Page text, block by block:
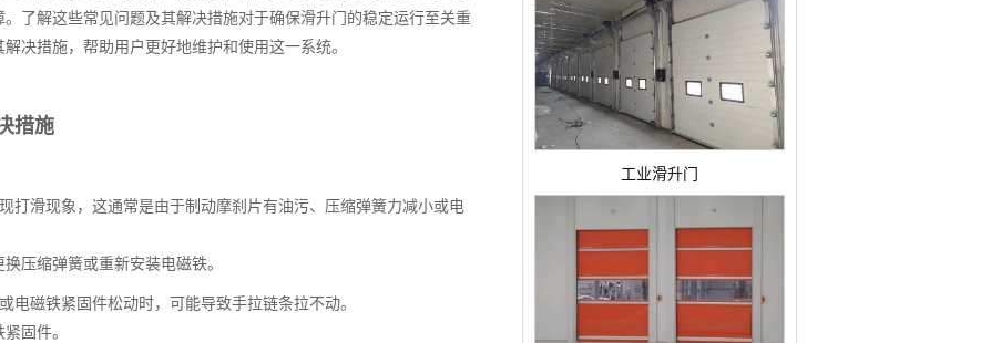
了解这些常见问题及其解决措施对于确保滑升门的稳定运行至关重
决措施，帮助用户更好地维护和使用这一系统。
措施
打滑现象，这通常是由于制动摩刹片有油污、压缩弹簧力减小或电
缩弹簧或重新安装电磁铁。
电磁铁紧固件松动时，可能导致手拉链条拉不动。
固件。
工业滑升门